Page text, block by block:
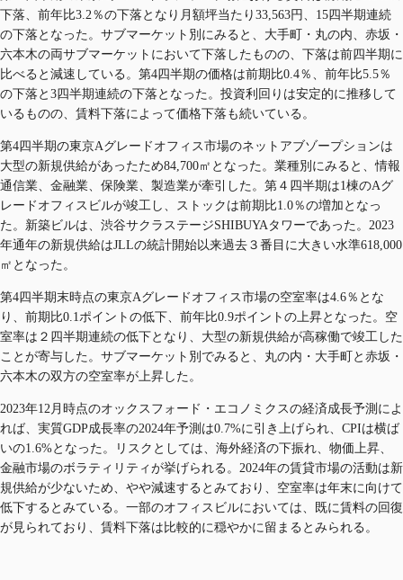
下落、前年比3.2％の下落となり月額坪当たり33,563円、15四半期連続
の下落となった。サブマーケット別にみると、大手町・丸の内、赤坂・
六本木の両サブマーケットにおいて下落したものの、下落は前四半期に
比べると減速している。第4四半期の価格は前期比0.4％、前年比5.5％
の下落と3四半期連続の下落となった。投資利回りは安定的に推移して
いるものの、賃料下落によって価格下落も続いている。​
第4四半期の東京Aグレードオフィス市場のネットアブゾープションは
大型の新規供給があったため84,700㎡となった。業種別にみると、情報
通信業、金融業、保険業、製造業が牽引した。第４四半期は1棟のAグ
レードオフィスビルが竣工し、ストックは前期比1.0％の増加となっ
た。新築ビルは、渋谷サクラステージSHIBUYAタワーであった。2023
年通年の新規供給はJLLの統計開始以来過去３番目に大きい水準618,000
㎡となった。​
第4四半期末時点の東京Aグレードオフィス市場の空室率は4.6％とな
り、前期比0.1ポイントの低下、前年比0.9ポイントの上昇となった。空
室率は２四半期連続の低下となり、大型の新規供給が高稼働で竣工した
ことが寄与した。サブマーケット別でみると、丸の内・大手町と赤坂・
六本木の双方の空室率が上昇した。​
2023年12月時点のオックスフォード・エコノミクスの経済成長予測によ
れば、実質GDP成長率の2024年予測は0.7%に引き上げられ、CPIは横ば
いの1.6%となった。リスクとしては、海外経済の下振れ、物価上昇、
金融市場のボラティリティが挙げられる。2024年の賃貸市場の活動は新
規供給が少ないため、やや減速するとみており、空室率は年末に向けて
低下するとみている。一部のオフィスビルにおいては、既に賃料の回復
が見られており、賃料下落は比較的に穏やかに留まるとみられる。​